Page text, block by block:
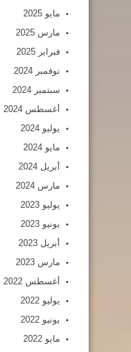
مايو 2025
مارس 2025
فبراير 2025
نوفمبر 2024
سبتمبر 2024
أغسطس 2024
يوليو 2024
مايو 2024
أبريل 2024
مارس 2024
يوليو 2023
يونيو 2023
أبريل 2023
مارس 2023
أغسطس 2022
يوليو 2022
يونيو 2022
مايو 2022